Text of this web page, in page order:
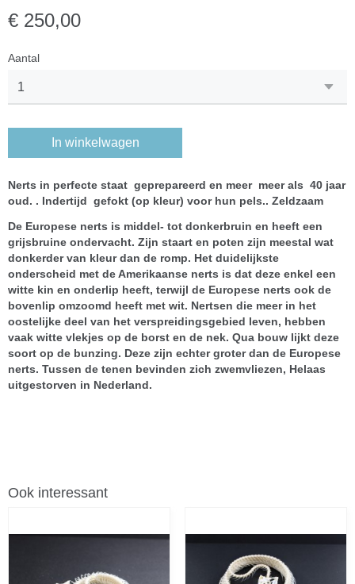
€ 250,00
Aantal
In winkelwagen
Nerts in perfecte staat geprepareerd en meer meer als 40 jaar
oud. . Indertijd gefokt (op kleur) voor hun pels.. Zeldzaam
De Europese nerts is middel- tot donkerbruin en heeft een
grijsbruine ondervacht. Zijn staart en poten zijn meestal wat
donkerder van kleur dan de romp. Het duidelijkste
onderscheid met de Amerikaanse nerts is dat deze enkel een
witte kin en onderlip heeft, terwijl de Europese nerts ook de
bovenlip omzoomd heeft met wit. Nertsen die meer in het
oostelijke deel van het verspreidingsgebied leven, hebben
vaak witte vlekjes op de borst en de nek. Qua bouw lijkt deze
soort op de bunzing. Deze zijn echter groter dan de Europese
nerts. Tussen de tenen bevinden zich zwemvliezen, Helaas
uitgestorven in Nederland.
Ook interessant